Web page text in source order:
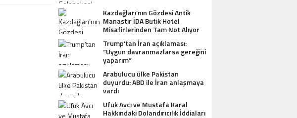
Kazdağları’nın Gözdesi Antik
Manastır İDA Butik Hotel
Misafirlerinden Tam Not Alıyor
Trump’tan İran açıklaması:
“Uygun davranmazlarsa gereğini
yaparım”
Arabulucu ülke Pakistan
duyurdu: ABD ile İran anlaşmaya
vardı
Ufuk Avcı ve Mustafa Karal
Hakkındaki Dolandırıcılık İddiaları